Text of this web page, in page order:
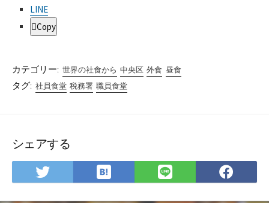
LINE
Copy
カテゴリー: 世界の社食から 中央区 外食 昼食
タグ: 社員食堂 税務署 職員食堂
シェアする
Twitter
で
シ
は
て
LINE
で
シ
で
シ